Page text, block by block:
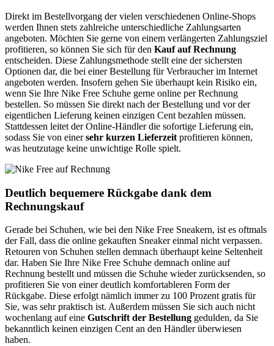
Weiterführende
Informationen:
Blog,AGB
Direkt im Bestellvorgang der vielen verschiedenen Online-Shops
werden Ihnen stets zahlreiche unterschiedliche Zahlungsarten
angeboten. Möchten Sie gerne von einem verlängerten Zahlungsziel
profitieren, so können Sie sich für den Kauf auf Rechnung
entscheiden. Diese Zahlungsmethode stellt eine der sichersten
Optionen dar, die bei einer Bestellung für Verbraucher im Internet
angeboten werden. Insofern gehen Sie überhaupt kein Risiko ein,
wenn Sie Ihre Nike Free Schuhe gerne online per Rechnung
bestellen. So müssen Sie direkt nach der Bestellung und vor der
eigentlichen Lieferung keinen einzigen Cent bezahlen müssen.
Stattdessen leitet der Online-Händler die sofortige Lieferung ein,
sodass Sie von einersehr kurzen Lieferzeit profitieren können,
was heutzutage keine unwichtige Rolle spielt.
Deutlich bequemere Rückgabe dank dem
Rechnungskauf
Gerade bei Schuhen, wie bei den Nike Free Sneakern, ist es oftmals
der Fall, dass die online gekauften Sneaker einmal nicht verpassen.
Retouren von Schuhen stellen demnach überhaupt keine Seltenheit
dar. Haben Sie Ihre Nike Free Schuhe demnach online auf
Rechnung bestellt und müssen die Schuhe wieder zurücksenden, so
profitieren Sie von einer deutlich komfortableren Form der
Rückgabe. Diese erfolgt nämlich immer zu 100 Prozent gratis für
Sie, was sehr praktisch ist. Außerdem müssen Sie sich auch nicht
wochenlang auf eine Gutschrift der Bestellung gedulden, da Sie
bekanntlich keinen einzigen Cent an den Händler überwiesen
haben.